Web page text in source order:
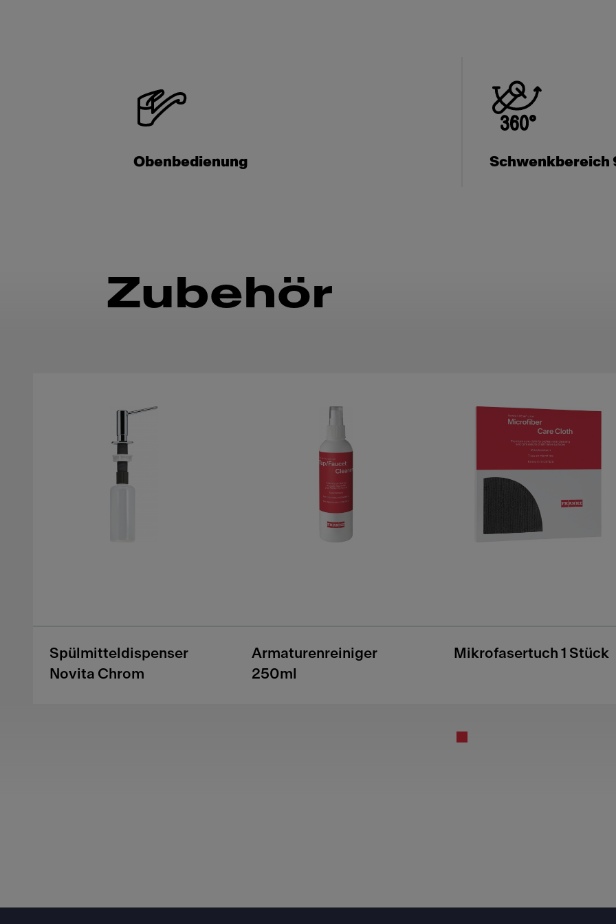
Obenbedienung Schwenkbereich
Zubehör
Spülmitteldispenser
Novita Chrom
Armaturenreiniger
250ml
Mikrofasertuch 1 Stück